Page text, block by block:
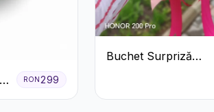
RON299
Buchet Surpriză